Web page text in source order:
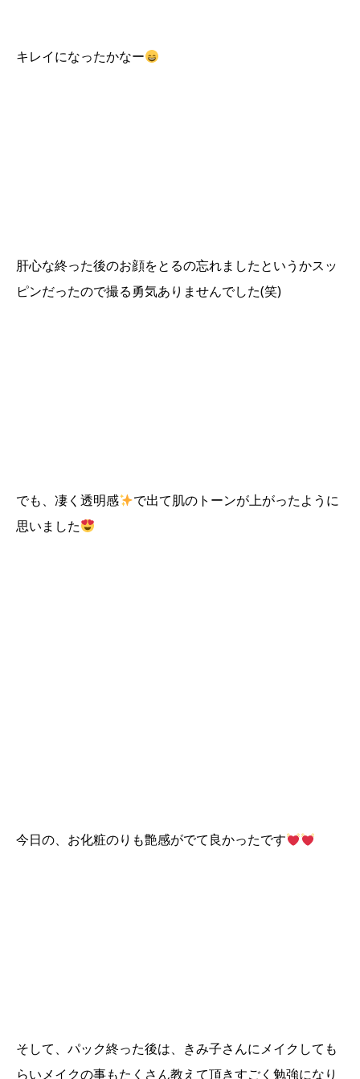
キレイになったかなー
肝心な終った後のお顔をとるの忘れましたというかスッ
ピンだったので撮る勇気ありませんでした(笑)
でも、凄く透明感
で出て肌のトーンが上がったように
思いました
今日の、お化粧のりも艶感がでて良かったです
そして、パック終った後は、きみ子さんにメイクしても
らいメイクの事もたくさん教えて頂きすごく勉強になり
アクセス ご予約